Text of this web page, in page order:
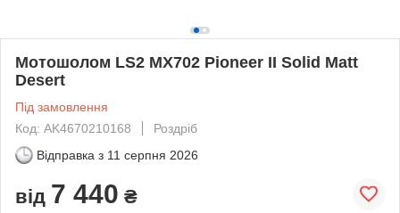
Мотошолом LS2 MX702 Pioneer II Solid Matt
Desert
Під замовлення
Код: AK4670210168
Роздріб
Відправка з 11 серпня 2026
від 7 440 ₴